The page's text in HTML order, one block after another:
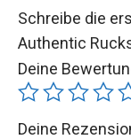
Schreibe die
Authentic
Deine
Deine